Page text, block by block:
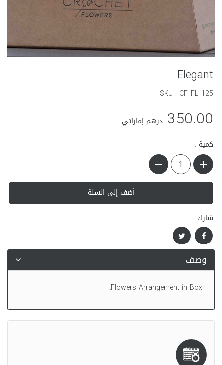
Elegant
SKU : CF_FL_125
350.00 درهم إماراتي
كمية :
أضف إلى السلة
شارك
وصف
Flowers Arrangement in Box.